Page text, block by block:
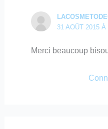
31 AOÛT 2015 À
Merci beaucoup